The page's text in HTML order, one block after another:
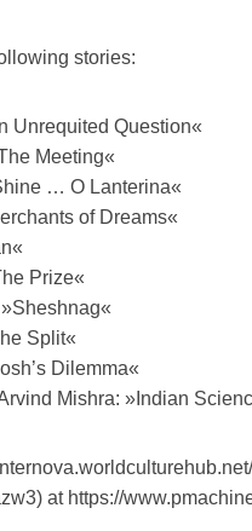
stories:
Unrequited Question«
Meeting«
… O Lanterina«
of Dreams«
Prize«
Split«
Dilemma«
Mishra: »Indian
at https://